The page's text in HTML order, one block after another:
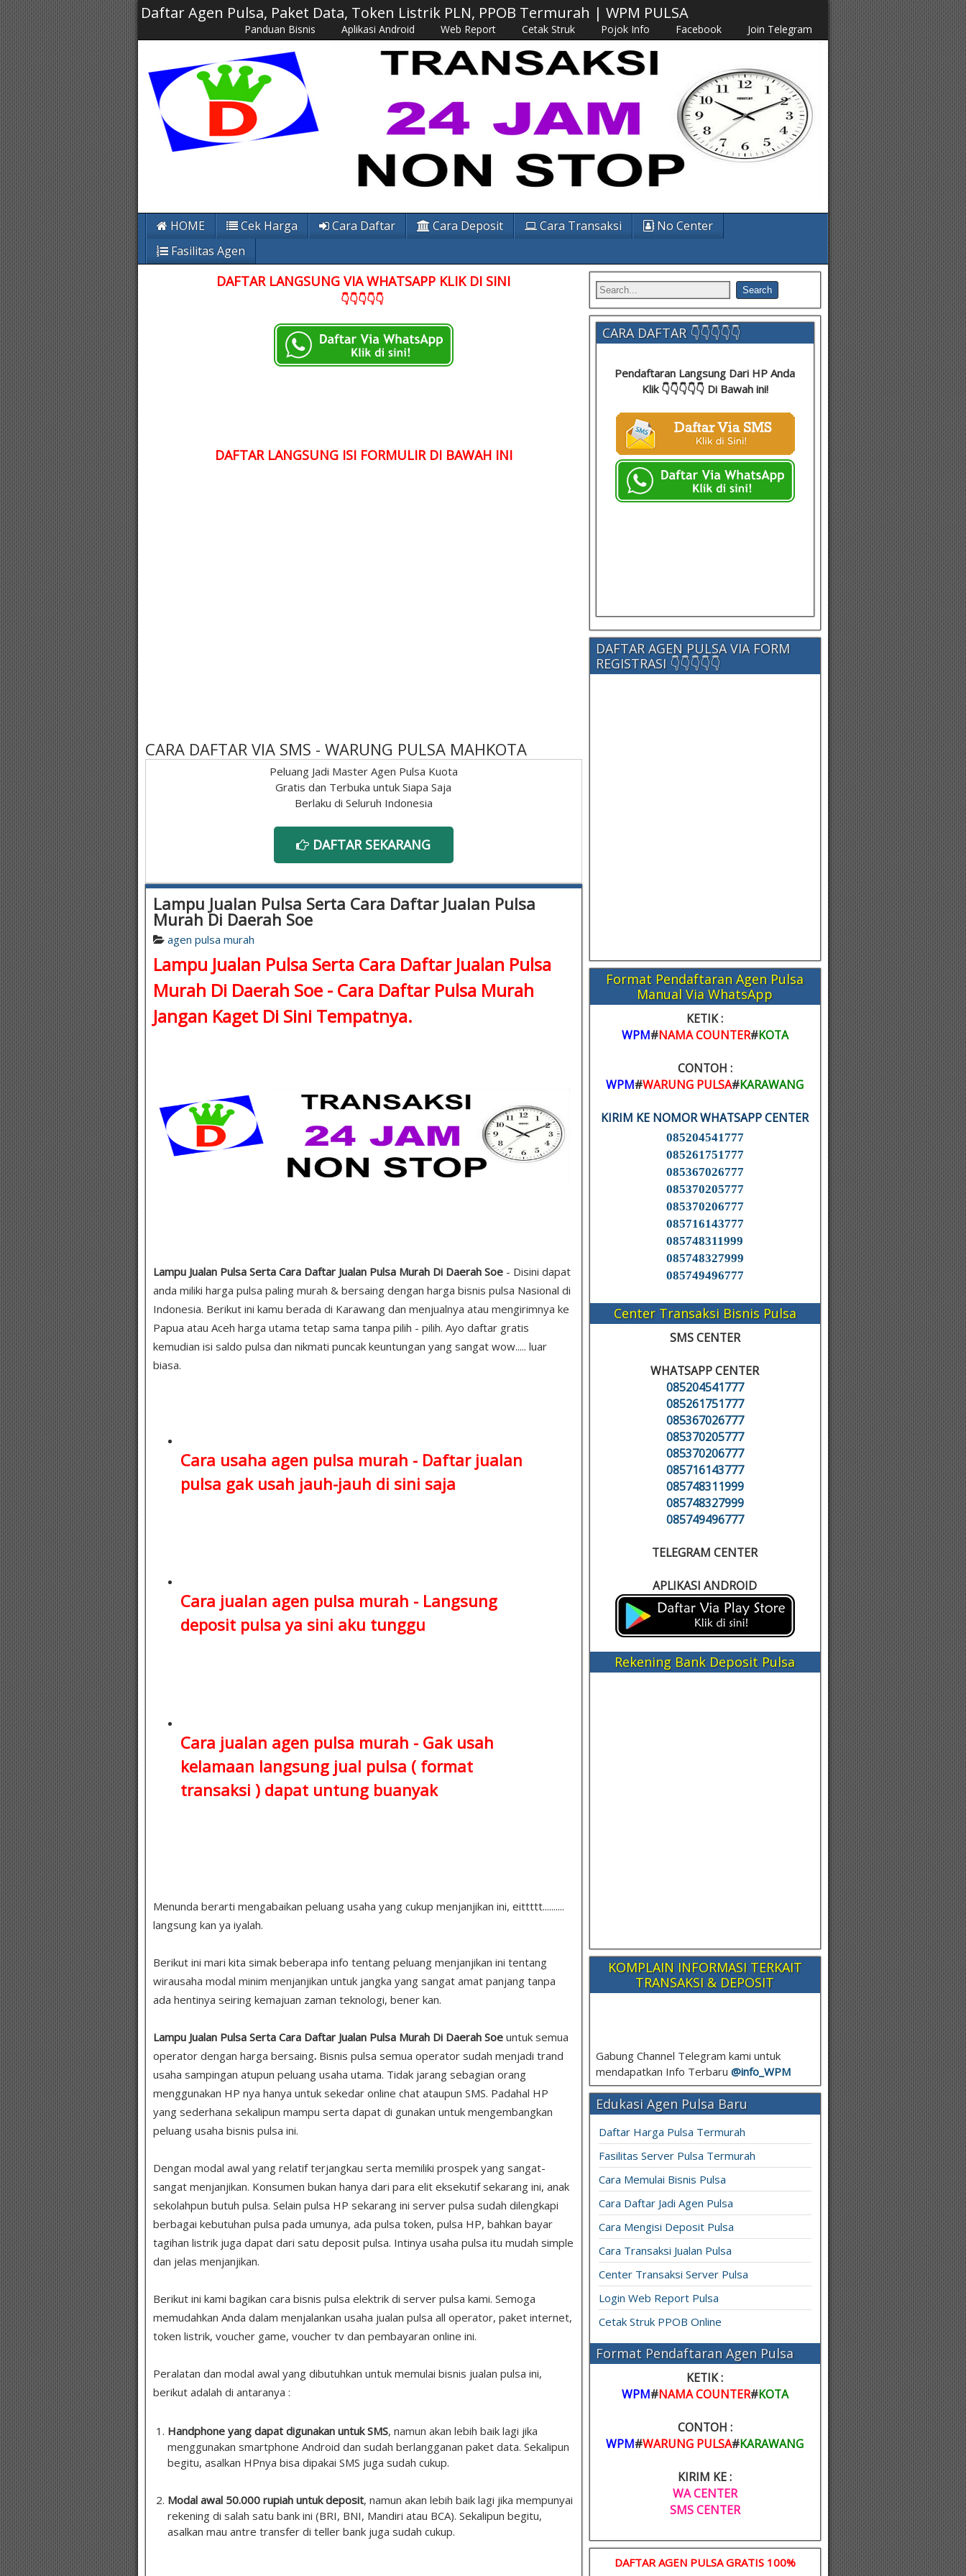
Daftar Agen Pulsa, Paket Data, Token Listrik PLN, PPOB Termurah | WPM PULSA
Panduan Bisnis Aplikasi Android Web Report Cetak Struk Pojok Info Facebook Join Telegram
HOME Cek Harga Cara Daftar Cara Deposit Cara Transaksi
No Center
Fasilitas Agen
DAFTAR LANGSUNG VIA WHATSAPP KLIK DI SINI
👇👇👇👇👇
DAFTAR LANGSUNG ISI FORMULIR DI BAWAH INI
CARA DAFTAR VIA SMS - WARUNG PULSA MAHKOTA
Peluang Jadi Master Agen Pulsa Kuota
Gratis dan Terbuka untuk Siapa Saja
Berlaku di Seluruh Indonesia
DAFTAR SEKARANG
Lampu Jualan Pulsa Serta Cara Daftar Jualan Pulsa
Murah Di Daerah Soe
agen pulsa murah
Lampu Jualan Pulsa Serta Cara Daftar Jualan Pulsa
Murah Di Daerah Soe - Cara Daftar Pulsa Murah
Jangan Kaget Di Sini Tempatnya.
Lampu Jualan Pulsa Serta Cara Daftar Jualan Pulsa Murah Di Daerah Soe - Disini dapat
anda miliki harga pulsa paling murah & bersaing dengan harga bisnis pulsa Nasional di
Indonesia. Berikut ini kamu berada di Karawang dan menjualnya atau mengirimnya ke
Papua atau Aceh harga utama tetap sama tanpa pilih - pilih. Ayo daftar gratis
kemudian isi saldo pulsa dan nikmati puncak keuntungan yang sangat wow..... luar
biasa.
Cara usaha agen pulsa murah - Daftar jualan
pulsa gak usah jauh-jauh di sini saja
Cara jualan agen pulsa murah - Langsung
deposit pulsa ya sini aku tunggu
Cara jualan agen pulsa murah - Gak usah
kelamaan langsung jual pulsa ( format
transaksi )dapat untung buanyak
Menunda berarti mengabaikan peluang usaha yang cukup menjanjikan ini, eittttt..........
langsung kan ya iyalah.
Berikut ini mari kita simak beberapa info tentang peluang menjanjikan ini tentang
wirausaha modal minim menjanjikan untuk jangka yang sangat amat panjang tanpa
ada hentinya seiring kemajuan zaman teknologi, bener kan.
Lampu Jualan Pulsa Serta Cara Daftar Jualan Pulsa Murah Di Daerah Soe untuk semua
operator dengan harga bersaing. Bisnis pulsa semua operator sudah menjadi trand
usaha sampingan atupun peluang usaha utama. Tidak jarang sebagian orang
menggunakan HP nya hanya untuk sekedar online chat ataupun SMS. Padahal HP
yang sederhana sekalipun mampu serta dapat di gunakan untuk mengembangkan
peluang usaha bisnis pulsa ini.
Dengan modal awal yang relatif terjangkau serta memiliki prospek yang sangat-
sangat menjanjikan. Konsumen bukan hanya dari para elit eksekutif sekarang ini, anak
sekolahpun butuh pulsa. Selain pulsa HP sekarang ini server pulsa sudah dilengkapi
berbagai kebutuhan pulsa pada umunya, ada pulsa token, pulsa HP, bahkan bayar
tagihan listrik juga dapat dari satu deposit pulsa. Intinya usaha pulsa itu mudah simple
dan jelas menjanjikan.
Berikut ini kami bagikan cara bisnis pulsa elektrik di server pulsa kami. Semoga
memudahkan Anda dalam menjalankan usaha jualan pulsa all operator, paket internet,
token listrik, voucher game, voucher tv dan pembayaran online ini.
Peralatan dan modal awal yang dibutuhkan untuk memulai bisnis jualan pulsa ini,
berikut adalah di antaranya :
Handphone yang dapat digunakan untuk SMS, namun akan lebih baik lagi jika
menggunakan smartphone Android dan sudah berlangganan paket data. Sekalipun
begitu, asalkan HPnya bisa dipakai SMS juga sudah cukup.
Modal awal 50.000 rupiah untuk deposit, namun akan lebih baik lagi jika mempunyai
rekening di salah satu bank ini (BRI, BNI, Mandiri atau BCA). Sekalipun begitu,
asalkan mau antre transfer di teller bank juga sudah cukup.
CARA DAFTAR 👇👇👇👇👇
Pendaftaran Langsung Dari HP Anda
Klik 👇👇👇👇👇 Di Bawah ini!
DAFTAR AGEN PULSA VIA FORM
REGISTRASI 👇👇👇👇👇
Format Pendaftaran Agen Pulsa
Manual Via WhatsApp
KETIK :
WPM#NAMA COUNTER#KOTA
CONTOH :
WPM#WARUNG PULSA#KARAWANG
KIRIM KE NOMOR WHATSAPP CENTER
085204541777
085261751777
085367026777
085370205777
085370206777
085716143777
085748311999
085748327999
085749496777
Center Transaksi Bisnis Pulsa
SMS CENTER
WHATSAPP CENTER
085204541777
085261751777
085367026777
085370205777
085370206777
085716143777
085748311999
085748327999
085749496777
TELEGRAM CENTER
APLIKASI ANDROID
Rekening Bank Deposit Pulsa
KOMPLAIN INFORMASI TERKAIT
TRANSAKSI & DEPOSIT
Gabung Channel Telegram kami untuk
mendapatkan Info Terbaru @info_ WPM
Edukasi Agen Pulsa Baru
Daftar Harga Pulsa Termurah
Fasilitas Server Pulsa Termurah
Cara Memulai Bisnis Pulsa
Cara Daftar Jadi Agen Pulsa
Cara Mengisi Deposit Pulsa
Cara Transaksi Jualan Pulsa
Center Transaksi Server Pulsa
Login Web Report Pulsa
Cetak Struk PPOB Online
Format Pendaftaran Agen Pulsa
KETIK :
WPM#NAMA COUNTER#KOTA
CONTOH :
WPM#WARUNG PULSA#KARAWANG
KIRIM KE :
WA CENTER
SMS CENTER
DAFTAR AGEN PULSA GRATIS 100%